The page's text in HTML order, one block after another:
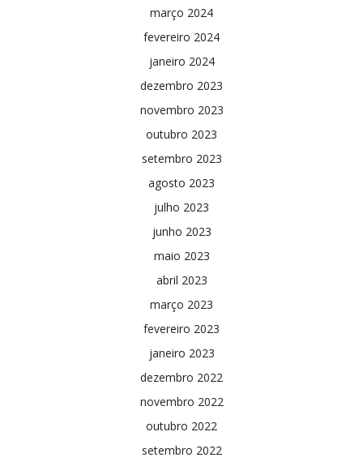
março 2024
fevereiro 2024
janeiro 2024
dezembro 2023
novembro 2023
outubro 2023
setembro 2023
agosto 2023
julho 2023
junho 2023
maio 2023
abril 2023
março 2023
fevereiro 2023
janeiro 2023
dezembro 2022
novembro 2022
outubro 2022
setembro 2022